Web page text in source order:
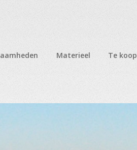
Materieel Te koop